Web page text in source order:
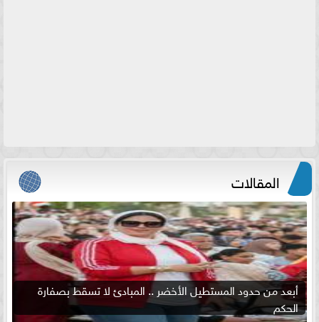
المقالات
أبعد من حدود المستطيل الأخضر .. المبادئ لا تسقط بصفارة
الحكم